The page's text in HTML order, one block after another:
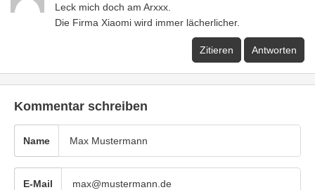
Leck mich doch am Arxxx.
Die Firma Xiaomi wird immer lächerlicher.
Zitieren Antworten
Kommentar schreiben
Name
E-Mail